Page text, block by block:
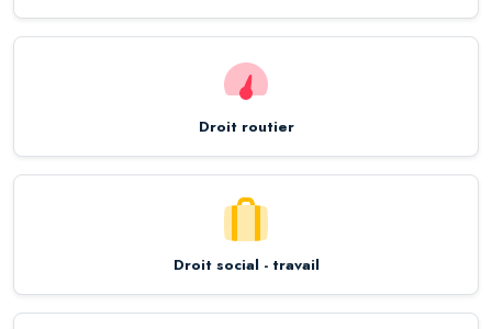
Droit routier
Droit social - travail